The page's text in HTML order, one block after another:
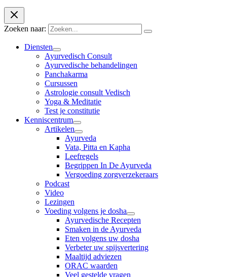
Zoeken naar:
Diensten
Ayurvedisch Consult
Ayurvedische behandelingen
Panchakarma
Cursussen
Astrologie consult Vedisch
Yoga & Meditatie
Test je constitutie
Kenniscentrum
Artikelen
Ayurveda
Vata, Pitta en Kapha
Leefregels
Begrippen In De Ayurveda
Vergoeding zorgverzekeraars
Podcast
Video
Lezingen
Voeding volgens je dosha
Ayurvedische Recepten
Smaken in de Ayurveda
Eten volgens uw dosha
Verbeter uw spijsvertering
Maaltijd adviezen
ORAC waarden
Veel gestelde vragen